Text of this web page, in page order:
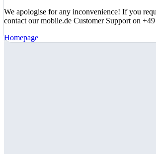
We apologise for any inconvenience! If you
contact our mobile.de Customer Support on
Homepage